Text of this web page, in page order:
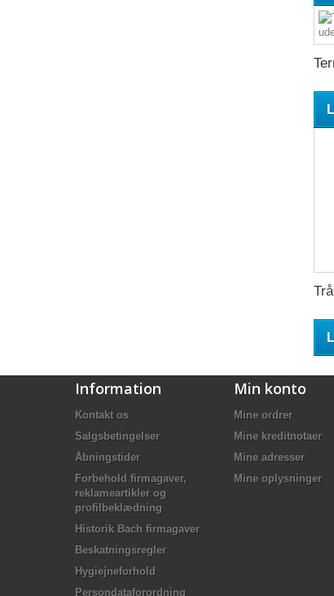
Information
Kontakt os
Salgsbetingelser
Åbningstider
Forbehold firmagaver,
reklameartikler og
profilbeklædning
Historik Bach firmagaver
Beskatningsregler
Hygiejneforhold
Persondataforordning
Min konto
Mine ordrer
Mine kreditnotaer
Mine adresser
Mine oplysninger